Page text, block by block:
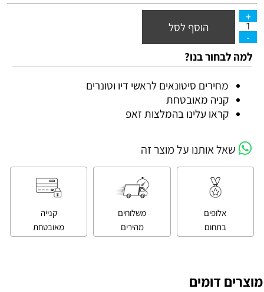
הוסף לסל
למה לבחור בנו?
מחירים סיטונאים לראשי דיו וטונרים
קניה מאובטחת
קראו עלינו בהמלצות זאפ
שאל אותנו על מוצר זה
אלופים
בתחום
משלוחים
מהירים
קנייה
מאובטחת
מוצרים דומים